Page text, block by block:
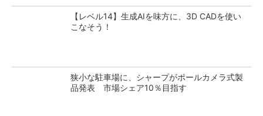
【レベル14】生成AIを味方に、3D CADを使い
こなそう！
狭小な駐車場に、シャープがポールカメラ式製
品発表 市場シェア10％目指す